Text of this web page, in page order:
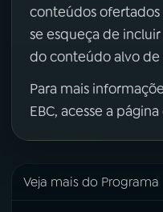
conteúdos ofertados
se esqueça de
do conteúdo alvo de
Para mais
EBC, acesse a
Veja mais do Programa